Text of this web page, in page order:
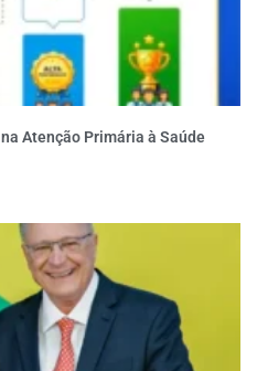
Atenção Primária à Saúde